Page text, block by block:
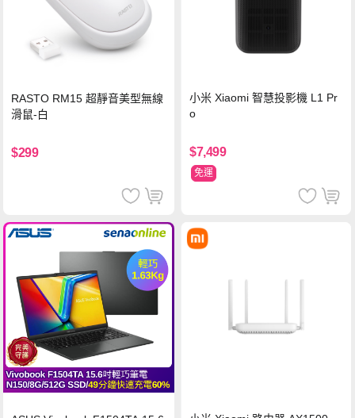
RASTO RM15 超靜音美型無線
滑鼠-白
$299
小米 Xiaomi 智慧投影機 L1 Pr
o
$7,499
免運